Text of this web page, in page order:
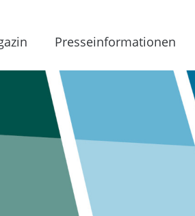
Presseinformationen